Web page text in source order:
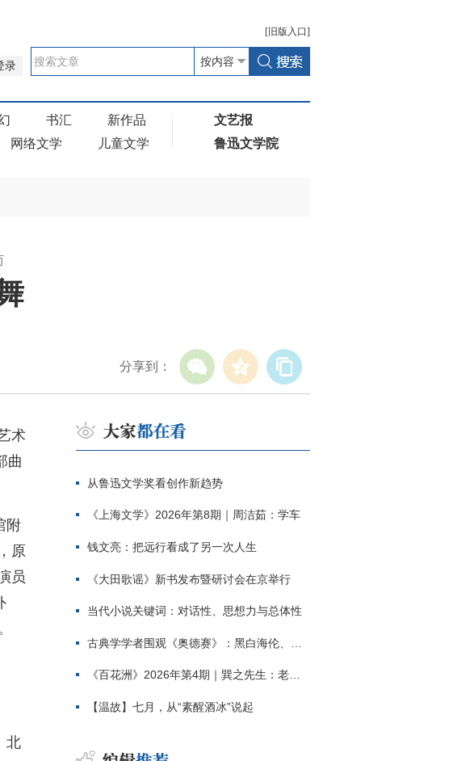
[ 旧版 入口]
录
书汇
新作品
网络文学 儿童文学
文艺报
鲁迅文学院
分享到：
术
曲
附
原
员
北
从鲁迅文学奖看创作新趋势
《上海文学》2026年第8期｜周洁茹：学车
钱文亮：把远行看成了另一次人生
《大田歌谣》新书发布暨研讨会在京举行
当代小说关键词：对话性、思想力与总体性
古典学学者围观《奥德赛》：黑白海伦、佩涅罗佩的别针与神秘入侵者
《百花洲》2026年第4期｜巽之先生：老兵朱向前侧记三题
【温故】七月，从“素醒酒冰”说起